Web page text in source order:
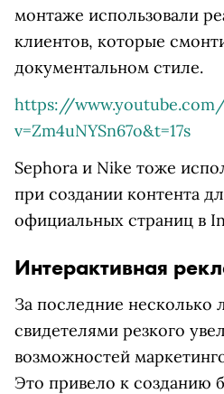
монтаже использовали
клиентов, которые
документальном стиле.
https://
v=Zm4uNYSn67o&t=17s
Sephora и Nike тоже
при создании контента
официальных страниц в
Интерактивная
За последние несколько
свидетелями резкого
возможностей
Это привело к созданию